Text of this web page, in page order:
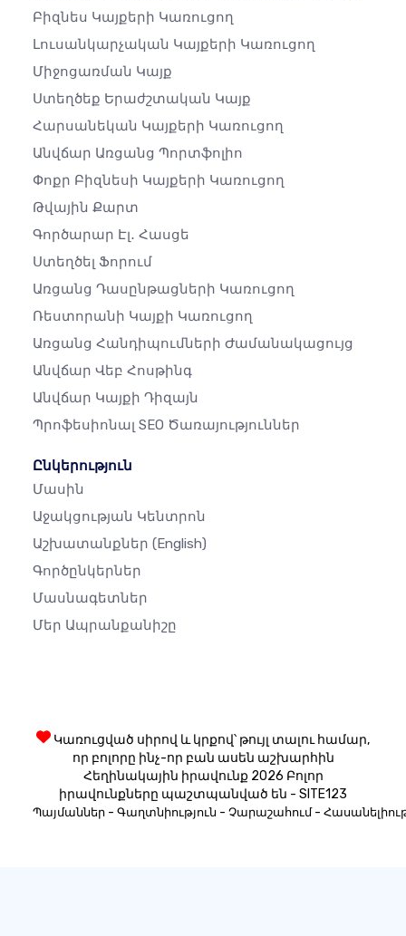
Բիզնես Կայքերի Կառուցող
Լուսանկարչական Կայքերի Կառուցող
Միջոցառման Կայք
Ստեղծեք Երաժշտական ​​կայք
Հարսանեկան Կայքերի Կառուցող
Անվճար Առցանց Պորտֆոլիո
Փոքր Բիզնեսի Կայքերի Կառուցող
Թվային Քարտ
Գործարար Էլ․ Հասցե
Ստեղծել Ֆորում
Առցանց Դասընթացների Կառուցող
Ռեստորանի Կայքի Կառուցող
Առցանց Հանդիպումների Ժամանակացույց
Անվճար Վեբ Հոսթինգ
Անվճար Կայքի Դիզայն
Պրոֆեսիոնալ SEO Ծառայություններ
Ընկերություն
Մասին
Աջակցության Կենտրոն
Աշխատանքներ (English)
Գործընկերներ
Մասնագետներ
Մեր Ապրանքանիշը
Կառուցված սիրով և կրքով՝ թույլ տալու համար,
որ բոլորը ինչ-որ բան ասեն աշխարհին
Հեղինակային իրավունք 2026 Բոլոր
իրավունքները պաշտպանված են - SITE123
Պայմաններ - Գաղտնիություն - Չարաշահում-